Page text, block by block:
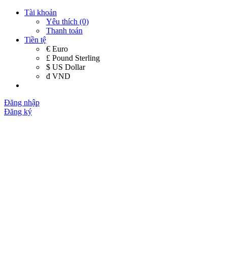
Tài khoản
Yêu thích (0)
Thanh toán
Tiền tệ
€ Euro
£ Pound Sterling
$ US Dollar
đ VND
Đăng nhập
Đăng ký